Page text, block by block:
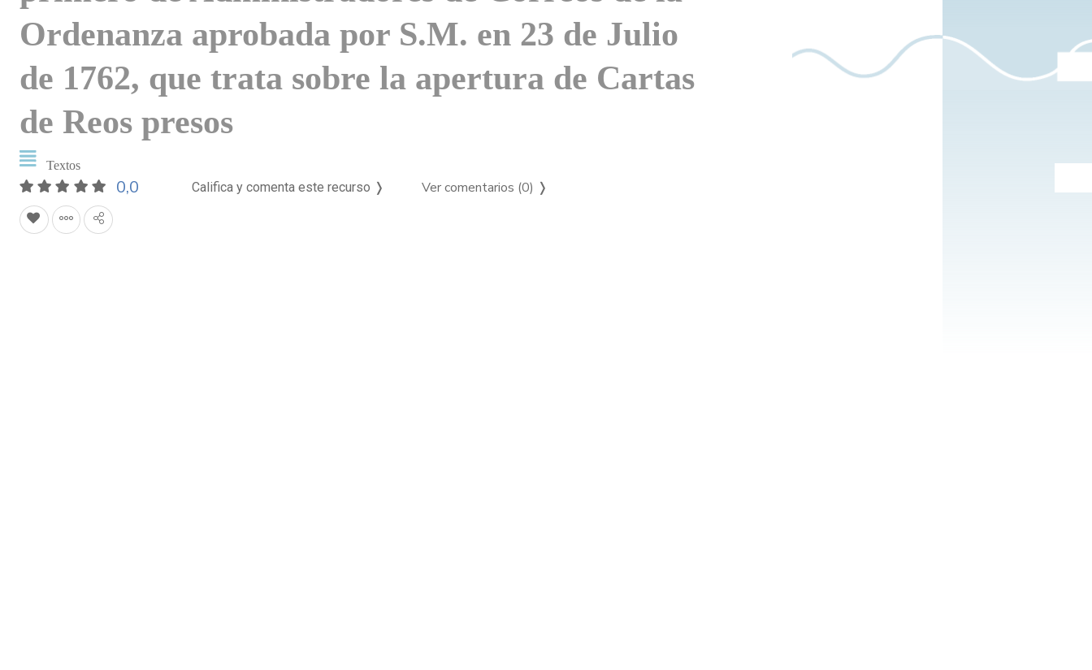
Ordenanza aprobada por S.M. en 23 de Julio
de 1762, que trata sobre la apertura de Cartas
de Reos presos
Textos
0,0 Califica y comenta este recurso ❭ Ver comentarios (0) ❭